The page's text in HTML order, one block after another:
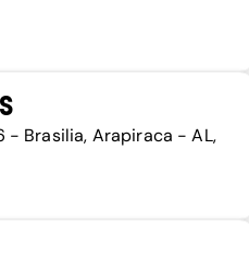
- Brasilia, Arapiraca - AL,